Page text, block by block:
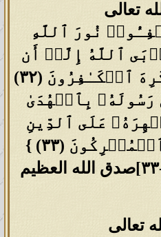
تعالى
نُورَ ٱللَّهِ
ٱللَّهُ إِلَّاۤ أَن
یُتِمَّ نُورَهُۥ وَلَوۡ كَرِهَ ٱلۡكَـٰفِرُونَ (٣٢)
بِٱلۡهُدَىٰ
عَلَى ٱلدِّینِ
(٣٣) }
تعالى